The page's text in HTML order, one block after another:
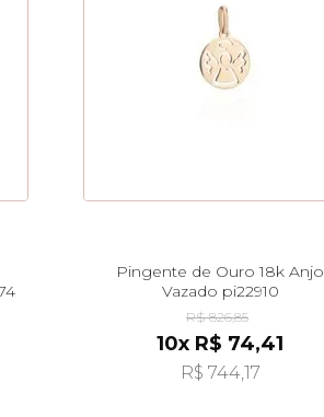
Pingente de Ouro 18k Anjo
Vazado pi22910
R$ 826,85
10x R$ 74,41
R$ 744,17